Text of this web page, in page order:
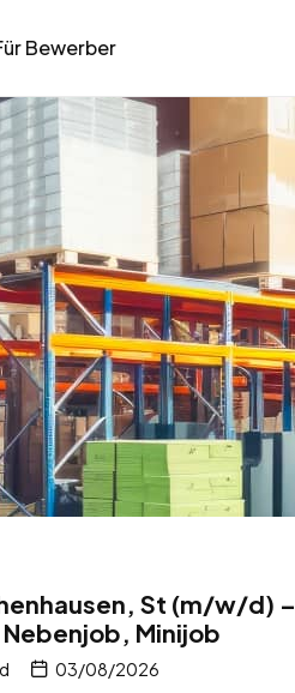
Bewerber
St (m/w/d) –
Minijob
03/08/2026